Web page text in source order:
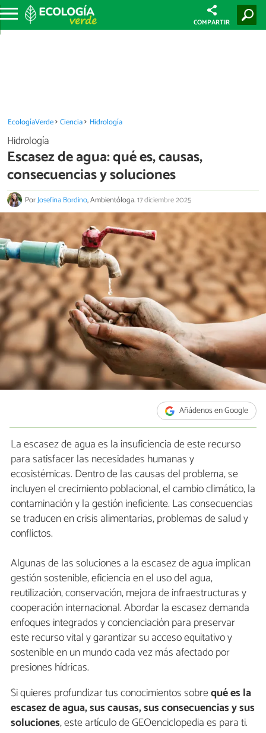
COMPARTIR
EcologíaVerde Ciencia Hidrología
Hidrología
Escasez de agua: qué es, causas,
consecuencias y soluciones
PorJosefina Bordino, Ambientóloga.17 diciembre 2025
Añádenos en Google
La escasez de agua es la insuficiencia de este recurso
para satisfacer las necesidades humanas y
ecosistémicas. Dentro de las causas del problema, se
incluyen el crecimiento poblacional, el cambio climático, la
contaminación y la gestión ineficiente. Las consecuencias
se traducen en crisis alimentarias, problemas de salud y
conflictos.
Algunas de las soluciones a la escasez de agua implican
gestión sostenible, eficiencia en el uso del agua,
reutilización, conservación, mejora de infraestructuras y
cooperación internacional. Abordar la escasez demanda
enfoques integrados y concienciación para preservar
este recurso vital y garantizar su acceso equitativo y
sostenible en un mundo cada vez más afectado por
presiones hídricas.
Si quieres profundizar tus conocimientos sobrequé es la
escasez de agua, sus causas, sus consecuencias y sus
soluciones, este artículo de GEOenciclopedia es para ti.